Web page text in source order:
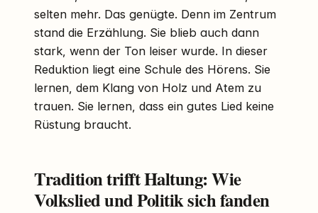
selten mehr. Das genügte. Denn im Zentrum
stand die Erzählung. Sie blieb auch dann
stark, wenn der Ton leiser wurde. In dieser
Reduktion liegt eine Schule des Hörens. Sie
lernen, dem Klang von Holz und Atem zu
trauen. Sie lernen, dass ein gutes Lied keine
Rüstung braucht.
Tradition trifft Haltung: Wie
Volkslied und Politik sich fanden